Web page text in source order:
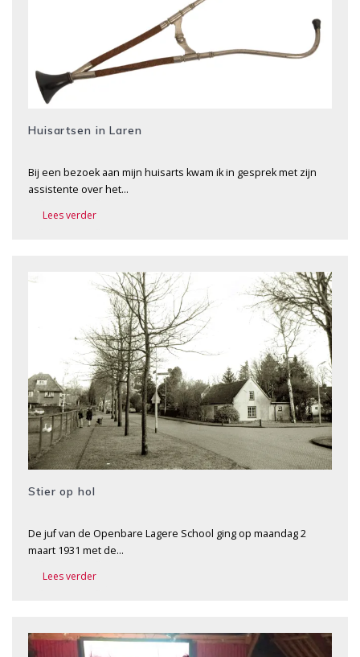
Huisartsen in Laren
Bij een bezoek aan mijn huisarts kwam ik in gesprek met zijn
assistente over het…
Lees verder
Stier op hol
De juf van de Openbare Lagere School ging op maandag 2
maart 1931 met de…
Lees verder